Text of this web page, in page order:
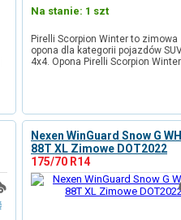
Na stanie: 1 szt
Pirelli Scorpion Winter to zimowa
opona dla kategorii pojazdów
4x4. Opona Pirelli Scorpion
Nexen WinGuard Snow G
88T XL Zimowe DOT2022
175/70 R14